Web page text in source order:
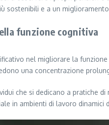
sostenibili e a un
funzione cognitiva
nel migliorare la
una concentrazione
che si dedicano a pratiche
in ambienti di lavoro